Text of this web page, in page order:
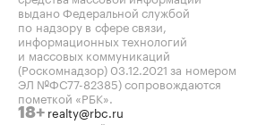
выдано Федеральной службой
по надзору в сфере связи,
информационных технологий
и массовых коммуникаций
(Роскомнадзор) 03.12.2021 за номером
ЭЛ №ФС77-82385) сопровождаются
пометкой «РБК».
18+ realty@rbc.ru